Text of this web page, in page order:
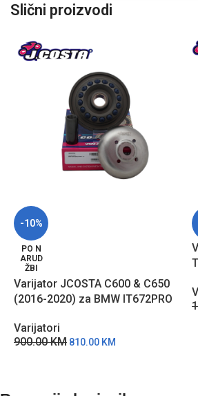
Slični proizvodi
-10%
PO N
ARUD
ŽBI
Varijator JCOSTA C600 & C650
(2016-2020) za BMW IT672PRO
Varijatori
900.00KM 810.00 KM